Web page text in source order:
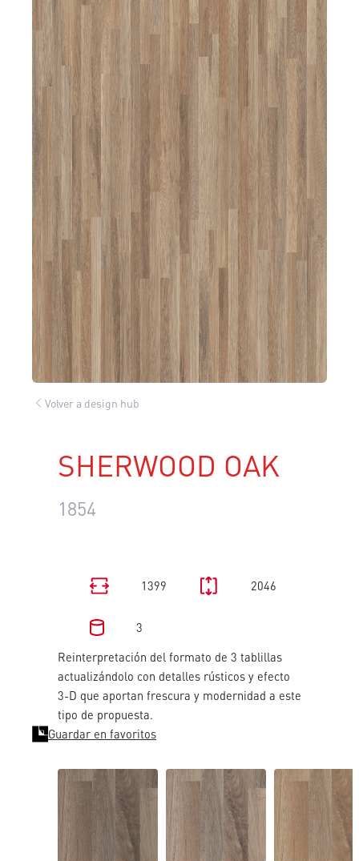
Volver a design hub
SHERWOOD OAK
1854
1399 2046
3
Reinterpretación del formato de 3 tablillas
actualizándolo con detalles rústicos y efecto
3-D que aportan frescura y modernidad a este
tipo de propuesta.
Guardar en favoritos